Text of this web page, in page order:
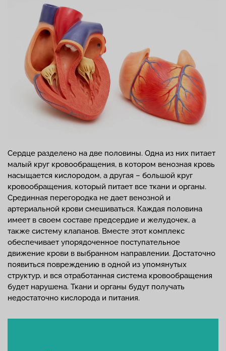
Сердце разделено на две половины. Одна из них питает
малый круг кровообращения, в котором венозная кровь
насыщается кислородом, а другая – большой круг
кровообращения, который питает все ткани и органы.
Срединная перегородка не дает венозной и
артериальной крови смешиваться. Каждая половина
имеет в своем составе предсердие и желудочек, а
также систему клапанов. Вместе этот комплекс
обеспечивает упорядоченное поступательное
движение крови в выбранном направлении. Достаточно
появиться повреждению в одной из упомянутых
структур, и вся отработанная система кровообращения
будет нарушена. Ткани и органы будут получать
недостаточно кислорода и питания.